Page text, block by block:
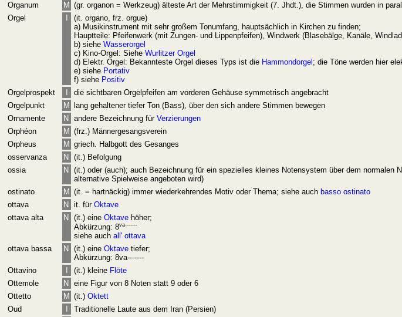
Organum
M (gr. organon = Werkzeug) älteste Art der Mehrstimmigkeit (7. Jhdt.), die Stimmen wurden in
Orgel
(it. organo, frz. orgue)
a) Musikinstrument mit sehr großem Tonumfang, hauptsächlich in Kirchen zu finden;
Hauptteile: Pfeifenwerk (mit Zungen- und Lippenpfeifen), Windwerk (Blasebälge, Kanäle,
b) siehe Wasserorgel
c) Kino-Orgel: Siehe Wurlitzer Orgel
d) Elektr. Orgel: Bekannteste Orgel dieses Typs ist die Hammondorgel ; die Töne werden hier
e) siehe Portativ
f) siehe Positiv
Orgelprospekt
die sichtbaren Orgelpfeifen am vorderen Gehäuse symmetrisch angebracht
Orgelpunkt
M
lang gehaltener tiefer Ton (Bass), über den sich andere Stimmen bewegen
Ornamente
N andere Bezeichnung für Verzierungen
Orphéon
M (frz.) Männergesangsverein
Orpheus
M griech. Halbgott des Gesanges
osservanza
N
(it.) Befolgung
ossia
N
(it.) oder (auch); auch Bezeichnung für ein spezielles kleines Notensystem über dem
alternative Spielweise angeboten wird)
ostinato
M (it. = hartnäckig) immer wiederkehrendes Motiv oder Thema; siehe auch basso ostinato
ottava
N it. für Oktave
ottava alta
N (it.) eine Oktave höher;
Abkürzung: 8va-------
siehe auch all' ottava
ottava bassa
N (it.) eine Oktave tiefer;
Abkürzung: 8va-------
Ottavino
(it.) kleine Flöte
Ottemole
N
eine Figur von 8 Noten statt 9 oder 6
Ottetto
M (it.) Oktett
Oud
Traditionelle Laute aus dem Iran (Persien)